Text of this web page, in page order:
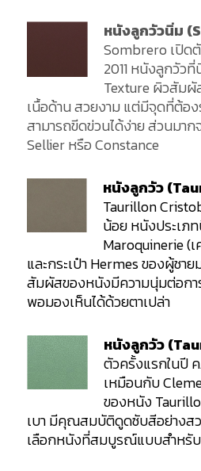
หนังลูกวัวนิ่ม
Sombrero เปิด
2011 หนังลูกวัว
Texture ผิวสัม
เนื้อด้าน สวยงาม แต่มีจุดที่ต้อง
สามารถขีดข่วนได้ง่าย ส่วนมา
Sellier หรือ Constance
หนังลูกวัว
Taurillon
น้อย หนังประเภ
Maroquinerie (
และกระเป๋า Hermes ของผู้ชา
สัมผัสของหนังมีความนุ่มต่อก
พอมองเห็นได้ด้วยตาเปล่า
หนังลูกวัว
ตัวครั้งแรกในปี
เหมือนกับ
ของหนัง
เบา มีคุณสมบัติดูดซับสีอย่างส
เลือกหนังที่สมบูรณ์แบบสำหรับ